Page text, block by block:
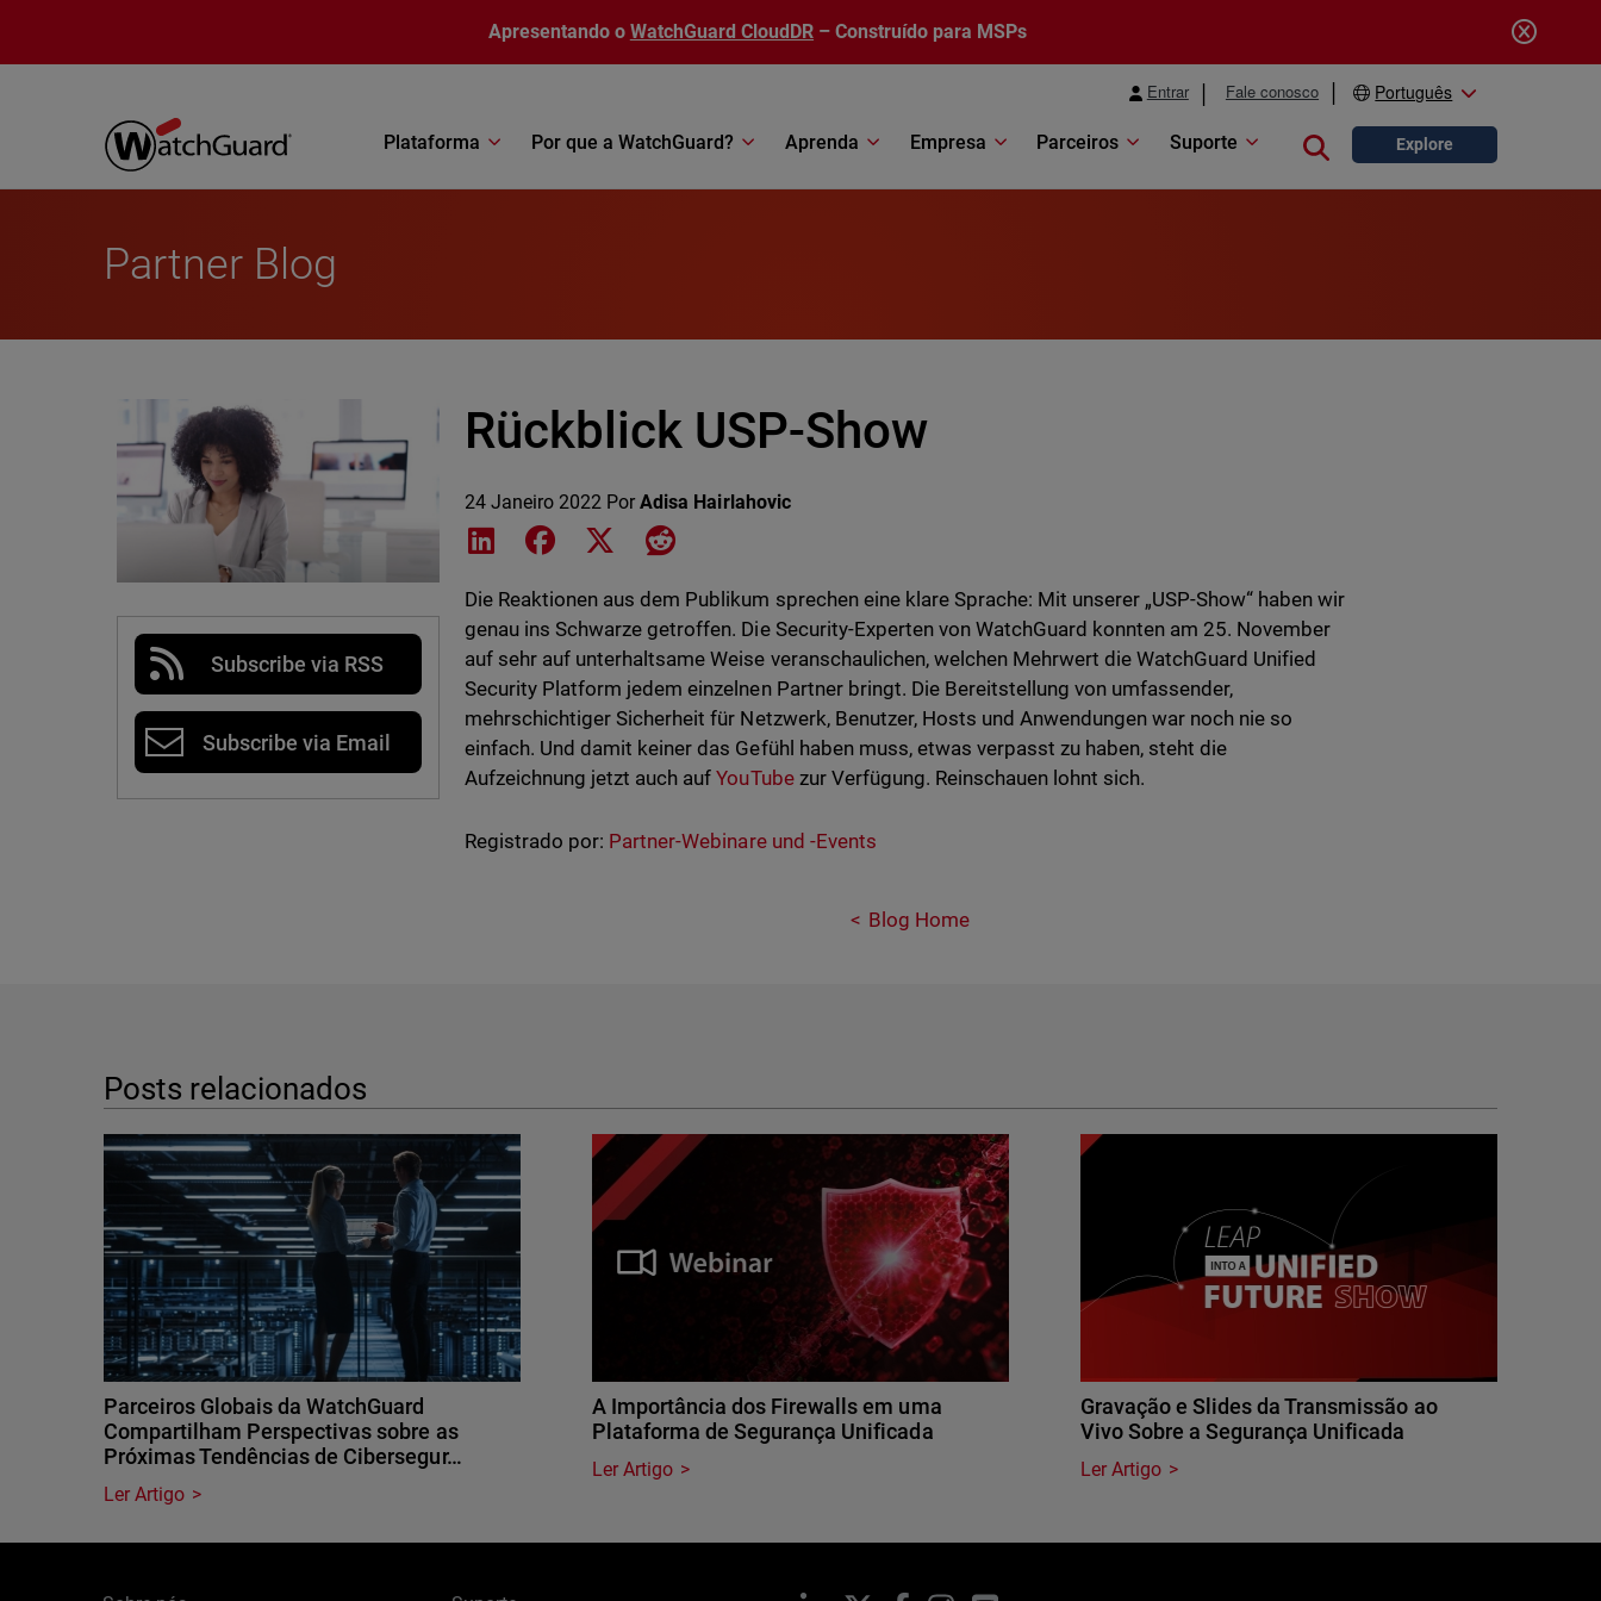
Apresentando o WatchGuard CloudDR – Construído para MSPs
Entrar Fale conosco Português
Plataforma Por que a WatchGuard? Aprenda Empresa Parceiros Suporte Close search
Explore
Partner Blog
Subscribe via RSS
Subscribe via Email
Rückblick USP-Show
24 Janeiro 2022 PorAdisa Hairlahovic
Share on LinkedIn
Share on Facebook
Share on XShare on Reddit
Die Reaktionen aus dem Publikum sprechen eine klare Sprache: Mit unserer „USP-Show“ haben wir
genau ins Schwarze getroffen. Die Security-Experten von WatchGuard konnten am 25. November
auf sehr auf unterhaltsame Weise veranschaulichen, welchen Mehrwert die WatchGuard Unified
Security Platform jedem einzelnen Partner bringt. Die Bereitstellung von umfassender,
mehrschichtiger Sicherheit für Netzwerk, Benutzer, Hosts und Anwendungen war noch nie so
einfach. Und damit keiner das Gefühl haben muss, etwas verpasst zu haben, steht die
Aufzeichnung jetzt auch aufYouTubezur Verfügung. Reinschauen lohnt sich.
Registrado por: Partner-Webinare und -Events
Blog Home
Posts relacionados
Parceiros Globais da WatchGuard
Compartilham Perspectivas sobre as
Próximas Tendências de Cibersegur…
Ler Artigo
A Importância dos Firewalls em uma
Plataforma de Segurança Unificada
Ler Artigo
Gravação e Slides da Transmissão ao
Vivo Sobre a Segurança Unificada
Ler Artigo